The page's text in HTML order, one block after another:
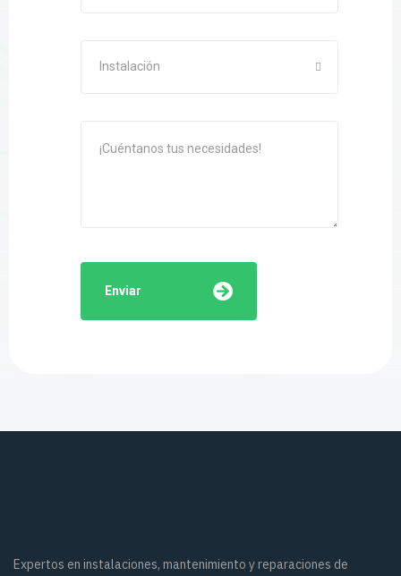
Instalación
Enviar
Expertos en instalaciones, mantenimiento y reparaciones de